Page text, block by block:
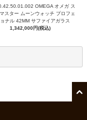
OMEGA オメガ ス
スター ムーンウォッチ プロフェ
ナル 42MM サファイアガラス
1,342,000円(税込)